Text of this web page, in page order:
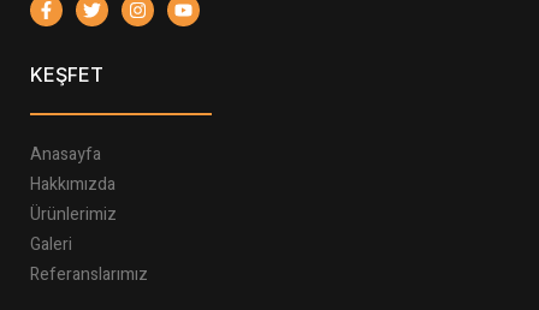
KEŞFET
Anasayfa
Hakkımızda
Ürünlerimiz
Galeri
Referanslarımız